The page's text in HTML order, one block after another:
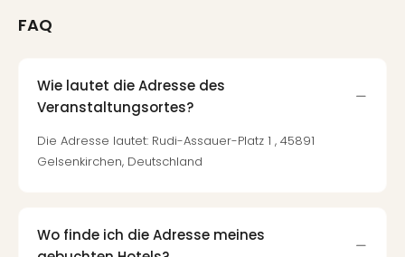
FAQ
Wie lautet die Adresse des
Veranstaltungsortes?
Die Adresse lautet: Rudi-Assauer-Platz 1 , 45891
Gelsenkirchen, Deutschland
Wo finde ich die Adresse meines